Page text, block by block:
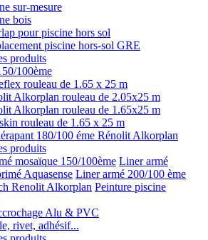
sur-mesure
bois
pour piscine hors sol
piscine hors-sol GRE
produits
100ème
rouleau de 1.65 x 25 m
Alkorplan rouleau de 2.05x25 m
Alkorplan rouleau de 1.65x25 m
rouleau de 1.65 x 25 m
180/100 éme Rénolit Alkorplan
produits
mosaïque 150/100ème Liner armé
Aquasense Liner armé 200/100 ème
Renolit Alkorplan Peinture piscine
Alu & PVC
rivet, adhésif...